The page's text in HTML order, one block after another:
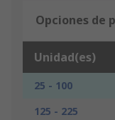
Opciones de
Unidad(es)
25 - 100
125 - 225